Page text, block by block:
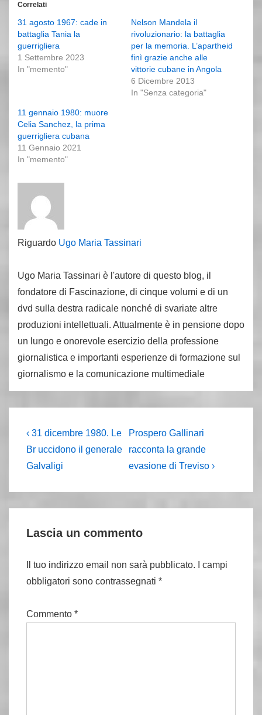
Correlati
31 agosto 1967: cade in
battaglia Tania la
guerrigliera
1 Settembre 2023
In "memento"
Nelson Mandela il
rivoluzionario: la battaglia
per la memoria. L’apartheid
finì grazie anche alle
vittorie cubane in Angola
6 Dicembre 2013
In "Senza categoria"
11 gennaio 1980: muore
Celia Sanchez, la prima
guerrigliera cubana
11 Gennaio 2021
In "memento"
Riguardo Ugo Maria Tassinari
Ugo Maria Tassinari è l'autore di questo blog, il
fondatore di Fascinazione, di cinque volumi e di un
dvd sulla destra radicale nonché di svariate altre
produzioni intellettuali. Attualmente è in pensione dopo
un lungo e onorevole esercizio della professione
giornalistica e importanti esperienze di formazione sul
giornalismo e la comunicazione multimediale
Navigazione
articoli
L'articolo
precedente
è
‹ 31 dicembre 1980. Le
Br uccidono il generale
Galvaligi
Il
prossimo
articolo
Prospero Gallinari
racconta la grande
evasione di Treviso ›
Lascia un commento
Il tuo indirizzo email non sarà pubblicato.
I campi
obbligatori sono contrassegnati *
Commento *